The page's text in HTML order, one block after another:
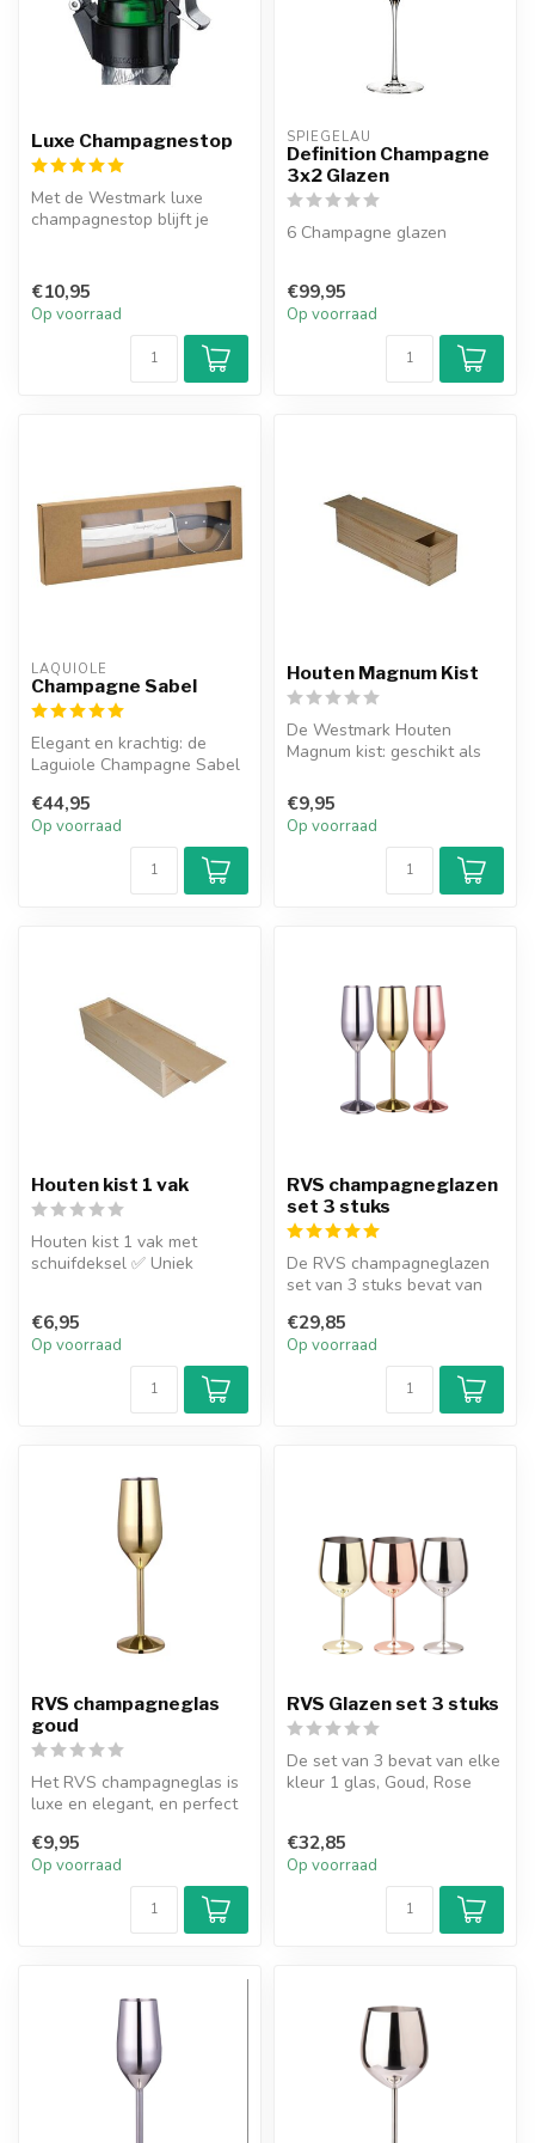
Luxe Champagnestop
Met de Westmark luxe
champagnestop blijft je
€10,95
Op voorraad
SPIEGELAU
Definition Champagne
3x2 Glazen
6 Champagne glazen
€99,95
Op voorraad
LAQUIOLE
Champagne Sabel
Elegant en krachtig: de
Laguiole Champagne Sabel
stijlvol...
€44,95
Op voorraad
Houten Magnum Kist
De Westmark Houten
Magnum kist: geschikt als
geschenkdoos.
€9,95
Op voorraad
Houten kist 1 vak
Houten kist 1 vak met
schuifdeksel ✅ Uniek
€6,95
Op voorraad
RVS champagneglazen
set 3 stuks
De RVS champagneglazen
set van 3 stuks bevat van
Rose G...
€29,85
Op voorraad
RVS champagneglas
goud
Het RVS champagneglas is
luxe en elegant, en perfect
sc...
€9,95
Op voorraad
RVS Glazen set 3 stuks
De set van 3 bevat van elke
kleur 1 glas, Goud, Rose
€32,85
Op voorraad